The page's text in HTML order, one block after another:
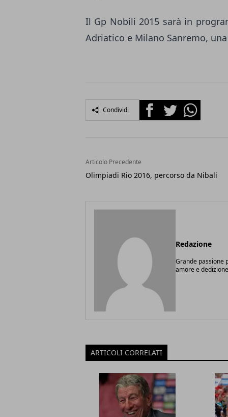
Il Gp Nobili 2015 sarà in
Adriatico e Milano Sanremo,
Condividi FacebookTwitterWhatsapp
Articolo Precedente
Olimpiadi Rio 2016, percorso da Nibali
Redazione
Grande passione
amore e
ARTICOLI CORRELATI